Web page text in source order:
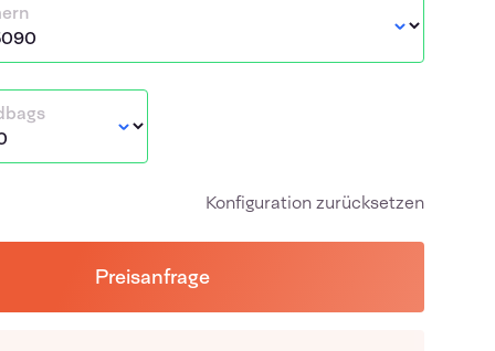
Konfiguration zurücksetzen
Preisanfrage